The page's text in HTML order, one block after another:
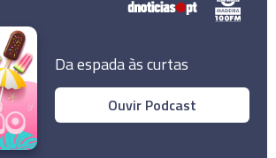
Instale a nossa App
Empresa Diário de Notícias, Lda.
os direitos reservados.
Da espada às curtas
Ouvir Podcast